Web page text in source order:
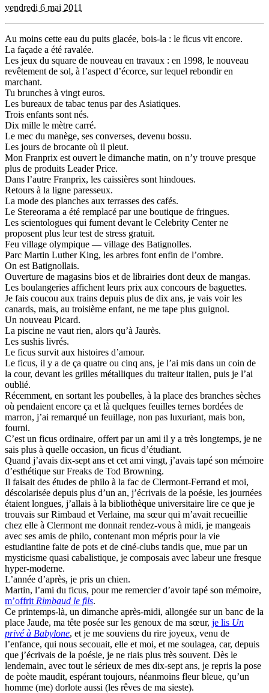
vendredi 6 mai 2011
Au moins cette eau du puits glacée, bois-la : le ficus vit encore.
La façade a été ravalée.
Les jeux du square de nouveau en travaux : en 1998, le nouveau
revêtement de sol, à l’aspect d’écorce, sur lequel rebondir en
marchant.
Tu brunches à vingt euros.
Les bureaux de tabac tenus par des Asiatiques.
Trois enfants sont nés.
Dix mille le mètre carré.
Le mec du manège, ses converses, devenu bossu.
Les jours de brocante où il pleut.
Mon Franprix est ouvert le dimanche matin, on n’y trouve presque
plus de produits Leader Price.
Dans l’autre Franprix, les caissières sont hindoues.
Retours à la ligne paresseux.
La mode des planches aux terrasses des cafés.
Le Stereorama a été remplacé par une boutique de fringues.
Les scientologues qui fument devant le Celebrity Center ne
proposent plus leur test de stress gratuit.
Feu village olympique — village des Batignolles.
Parc Martin Luther King, les arbres font enfin de l’ombre.
On est Batignollais.
Ouverture de magasins bios et de librairies dont deux de mangas.
Les boulangeries affichent leurs prix aux concours de baguettes.
Je fais coucou aux trains depuis plus de dix ans, je vais voir les
canards, mais, au troisième enfant, ne me tape plus guignol.
Un nouveau Picard.
La piscine ne vaut rien, alors qu’à Jaurès.
Les sushis livrés.
Le ficus survit aux histoires d’amour.
Le ficus, il y a de ça quatre ou cinq ans, je l’ai mis dans un coin de
la cour, devant les grilles métalliques du traiteur italien, puis je l’ai
oublié.
Récemment, en sortant les poubelles, à la place des branches sèches
où pendaient encore ça et là quelques feuilles ternes bordées de
marron, j’ai remarqué un feuillage, non pas luxuriant, mais bon,
fourni.
C’est un ficus ordinaire, offert par un ami il y a très longtemps, je ne
sais plus à quelle occasion, un ficus d’étudiant.
Quand j’avais dix-sept ans et cet ami vingt, j’avais tapé son mémoire
d’esthétique sur Freaks de Tod Browning.
Il faisait des études de philo à la fac de Clermont-Ferrand et moi,
déscolarisée depuis plus d’un an, j’écrivais de la poésie, les journées
étaient longues, j’allais à la bibliothèque universitaire lire ce que je
trouvais sur Rimbaud et Verlaine, ma sœur qui m’avait recueillie
chez elle à Clermont me donnait rendez-vous à midi, je mangeais
avec ses amis de philo, contenant mon mépris pour la vie
estudiantine faite de pots et de ciné-clubs tandis que, mue par un
mysticisme quasi cabalistique, je composais avec labeur une fresque
hyper-moderne.
L’année d’après, je pris un chien.
Martin, l’ami du ficus, pour me remercier d’avoir tapé son mémoire,
m’offrit Rimbaud le fils.
Ce printemps-là, un dimanche après-midi, allongée sur un banc de la
place Jaude, ma tête posée sur les genoux de ma sœur, je lis Un
privé à Babylone, et je me souviens du rire joyeux, venu de
l’enfance, qui nous secouait, elle et moi, et me soulagea, car, depuis
que j’écrivais de la poésie, je ne riais plus très souvent. Dès le
lendemain, avec tout le sérieux de mes dix-sept ans, je repris la pose
de poète maudit, espérant toujours, néanmoins fleur bleue, qu’un
homme (me) dorlote aussi (les rêves de ma sieste).